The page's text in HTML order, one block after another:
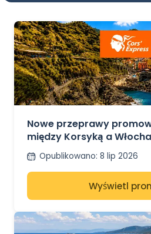
Nowe przeprawy
między Korsyką a
Opublikowano: 8 lip 2026
Wyświetl